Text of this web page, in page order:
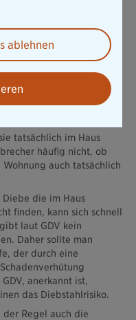
Einbrüche pro Monat als
Objekten
dass sich Einbrecher
tatsächlich im Haus
häufig nicht, ob
auch tatsächlich
die im Haus
finden, kann sich schnell
laut GDV kein
Daher sollte man
der durch eine
anerkannt ist,
das Diebstahlrisiko.
Regel auch die
ablehnen